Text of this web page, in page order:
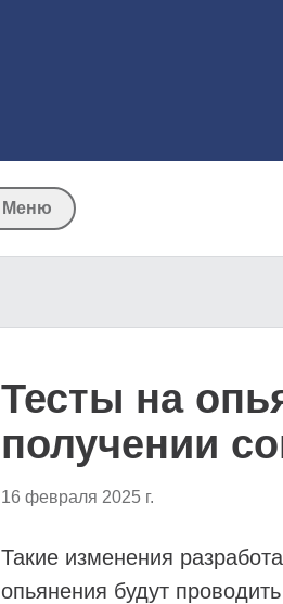
Меню
Тесты на
получении
16 февраля 2025 г.
Такие изменения
опьянения будут